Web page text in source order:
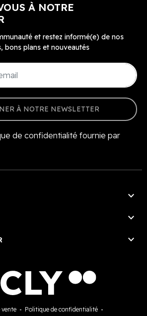
À NOTRE
et restez informé(e) de nos
bons plans et nouveautés
À NOTRE NEWSLETTER
de confidentialité fournie par



vente - Politique de confidentialité -